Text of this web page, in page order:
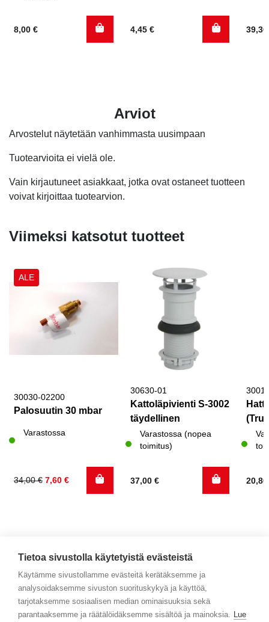
8,00 € 4,45 €
Arviot
Arvostelut näytetään vanhimmasta uusimpaan
Tuotearvioita ei vielä ole.
Vain kirjautuneet asiakkaat, jotka ovat ostaneet tuotteen
voivat kirjoittaa tuotearvion.
Viimeksi katsotut tuotteet
ALE
30030-02200
Palosuutin 30 mbar
Varastossa
34,00€
Alkuperäinen
7,60 €
Nykyinen
30630-01
Kattoläpivienti S-3002
täydellinen
Varastossa (nopea
toimitus)
37,00 €
Yhteystiedot
Tietoa sivustolla käytetyistä evästeistä
Käytämme sivustollamme evästeitä kerätäksemme ja
analysoidaksemme sivuston suorituskykyä ja käyttöä,
tarjotaksemme sosiaalisen median ominaisuuksia sekä
parantaaksemme ja räätälöidäksemme sisältöä ja mainoksia. Lue